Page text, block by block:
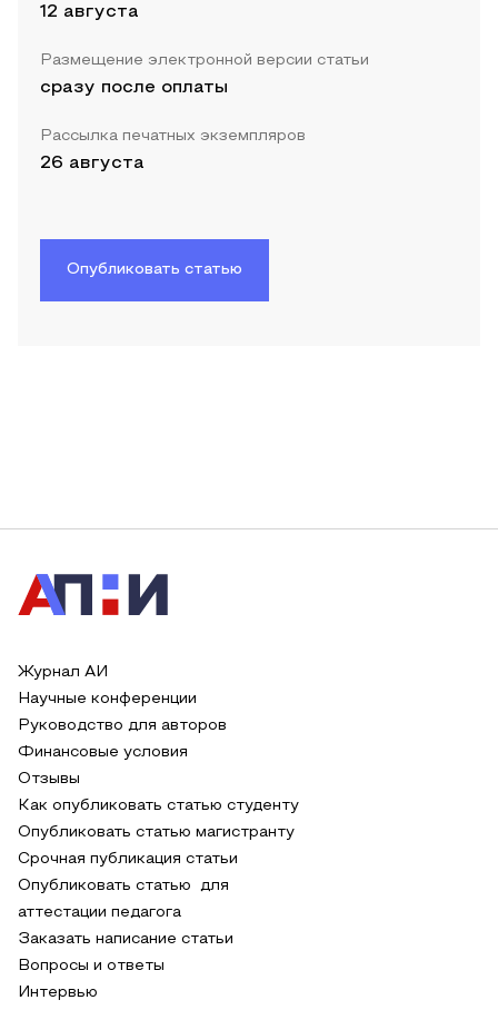
12 августа
Размещение электронной версии статьи
сразу после оплаты
Рассылка печатных экземпляров
26 августа
Опубликовать статью
Журнал АИ
Научные конференции
Руководство для авторов
Финансовые условия
Отзывы
Как опубликовать статью студенту
Опубликовать статью магистранту
Срочная публикация статьи
Опубликовать статью для
аттестации педагога
Заказать написание статьи
Вопросы и ответы
Интервью